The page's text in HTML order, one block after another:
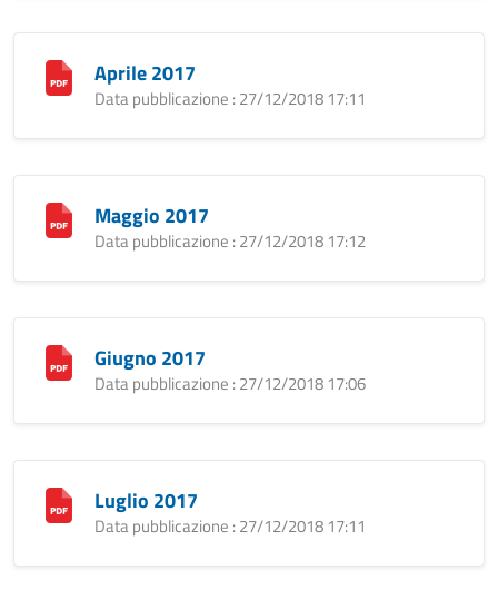
Aprile 2017
Data pubblicazione : 27/12/2018 17:11
Maggio 2017
Data pubblicazione : 27/12/2018 17:12
Giugno 2017
Data pubblicazione : 27/12/2018 17:06
Luglio 2017
Data pubblicazione : 27/12/2018 17:11